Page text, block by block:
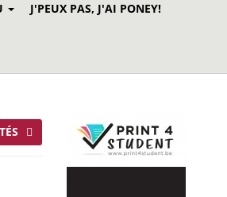
J'PEUX PAS, J'AI PONEY!